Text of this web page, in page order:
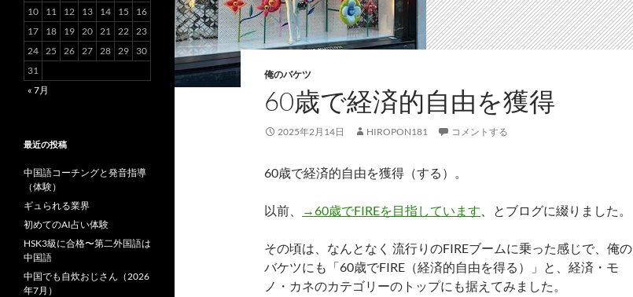
俺のバケツ
60歳で経済的自由を獲得
2025年2月14日 HIROPON181 コメントする
60歳で経済的自由を獲得（する）。
以前、 →60歳でFIREを目指しています 、とブログに綴りました。
その頃は、なんとなく 流行りのFIREブームに乗った感じで、俺の
バケツにも「60歳でFIRE（経済的自由を得る）」と、経済・モ
ノ・カネのカテゴリーのトップにも据えてみました。
10
11 12 13 14 15
16
17
18 19 20 21 22 23
24 25 26 27 28 29
30
31
« 7月
最近の投稿
中国語コーチングと発音指導
（体験）
ギュられる業界
初めてのAI占い体験
HSK3級に合格〜第二外国語は
中国語
中国でも自炊おじさん（2026
年7月）